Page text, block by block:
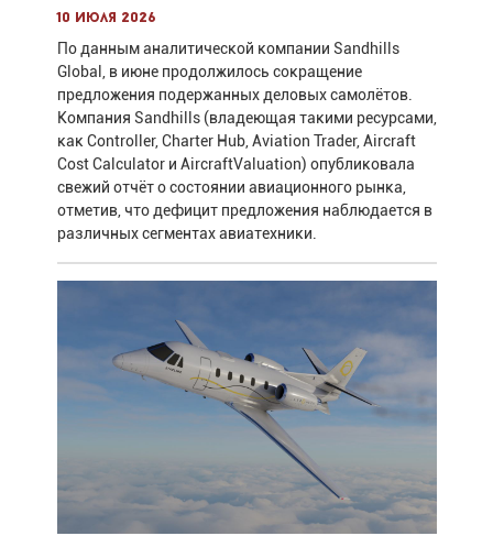
10 июля 2026
По данным аналитической компании Sandhills
Global, в июне продолжилось сокращение
предложения подержанных деловых самолётов.
Компания Sandhills (владеющая такими ресурсами,
как Controller, Charter Hub, Aviation Trader, Aircraft
Cost Calculator и AircraftValuation) опубликовала
свежий отчёт о состоянии авиационного рынка,
отметив, что дефицит предложения наблюдается в
различных сегментах авиатехники.